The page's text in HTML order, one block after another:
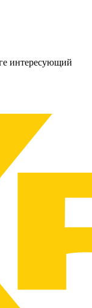
интересующий